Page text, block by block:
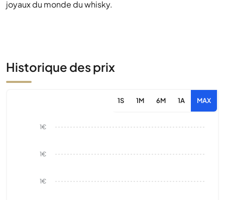
joyaux du monde du whisky.
Historique des prix
1S 1M 6M 1A MAX
1€
1€
1€